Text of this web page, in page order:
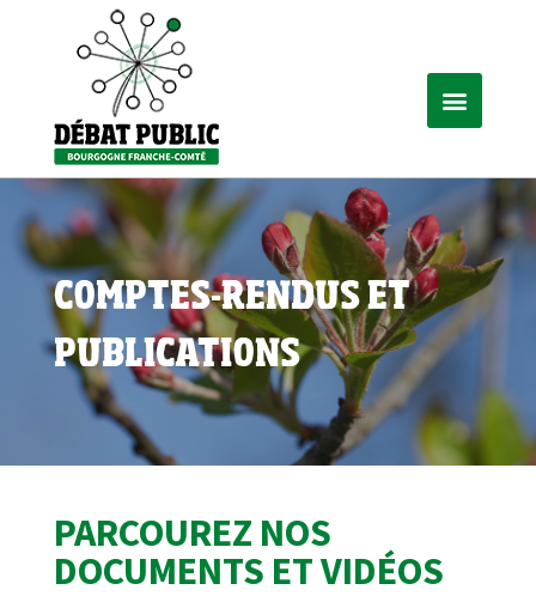
COMPTES-RENDUS ET
PUBLICATIONS
PARCOUREZ NOS
DOCUMENTS ET VIDÉOS